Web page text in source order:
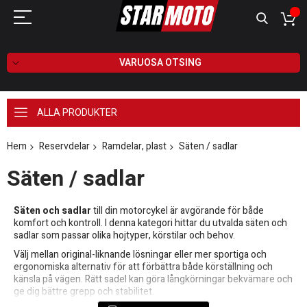
VARUOSA OTSING
ALLA PRODUKTER
Hem Reservdelar Ramdelar, plast Säten / sadlar
Säten / sadlar
Säten och sadlartill din motorcykel är avgörande för både
komfort och kontroll. I denna kategori hittar du utvalda säten och
sadlar som passar olika hojtyper, körstilar och behov.
Välj mellan original-liknande lösningar eller mer sportiga och
ergonomiska alternativ för att förbättra både körställning och
känsla på vägen. Rätt sadel kan göra långkörningar bekvämare och
ge dig bättre grepp och stabilitet.